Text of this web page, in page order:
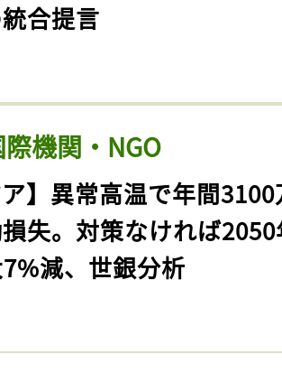
合提言
機関・NGO
ア】異常高温で年間
失。対策なければ
減、世銀分析